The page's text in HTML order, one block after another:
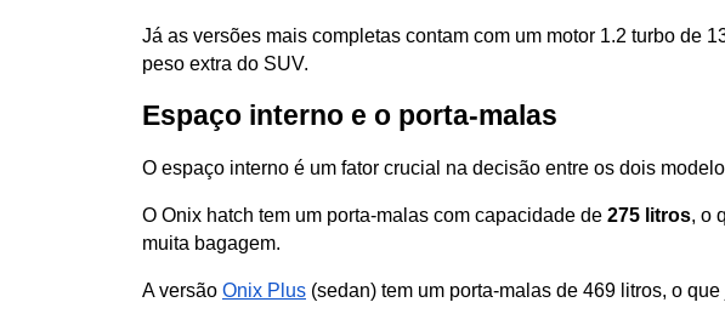
Já as versões mais completas contam com um motor 1.2 turbo de
peso extra do SUV.
Espaço interno e o porta-malas
O espaço interno é um fator crucial na decisão entre os dois
O Onix hatch tem um porta-malas com capacidade de 275 litros, o
muita bagagem.
A versão Onix Plus (sedan) tem um porta-malas de 469 litros, o